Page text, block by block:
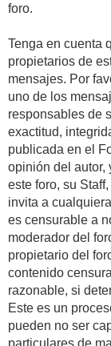
foro.
Tenga en cuenta
propietarios de
mensajes. Por
uno de los
responsables de
exactitud,
publicada en el
opinión del autor,
este foro, su
invita a
es censurable a
moderador del
propietario del
contenido
razonable, si
Este es un
pueden no ser